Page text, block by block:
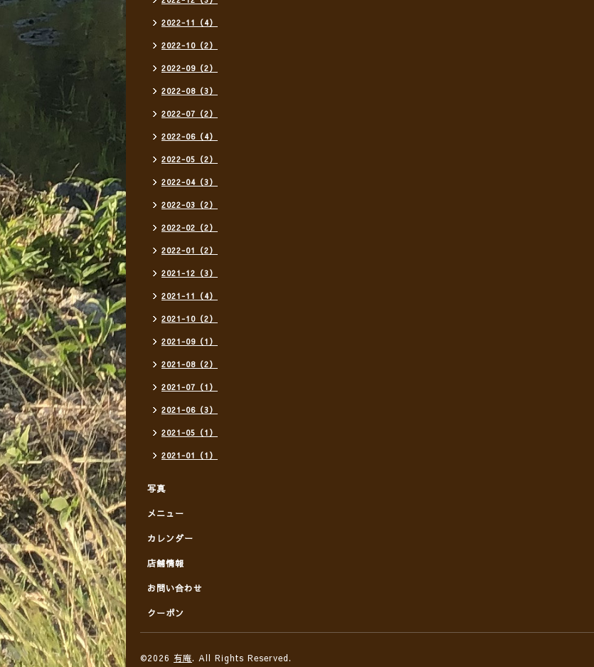
2022-11（4）
2022-10（2）
2022-09（2）
2022-08（3）
2022-07（2）
2022-06（4）
2022-05（2）
2022-04（3）
2022-03（2）
2022-02（2）
2022-01（2）
2021-12（3）
2021-11（4）
2021-10（2）
2021-09（1）
2021-08（2）
2021-07（1）
2021-06（3）
2021-05（1）
2021-01（1）
写真
メニュー
カレンダー
店舗情報
お問い合わせ
クーポン
©2026 有庵. All Rights Reserved.